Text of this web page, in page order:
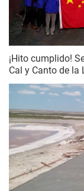
¡Hito cumplido!
Cal y Canto de la